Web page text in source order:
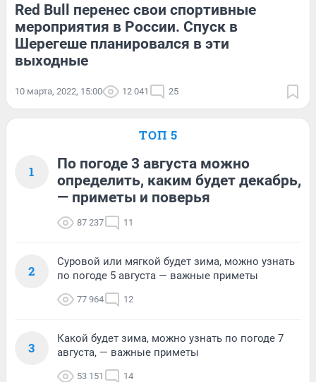
Red Bull перенес свои спортивные
мероприятия в России. Спуск в
Шерегеше планировался в эти
выходные
10 марта, 2022, 15:00 12 041 25
ТОП 5
1
По погоде 3 августа можно
определить, каким будет декабрь,
— приметы и поверья
87 237 11
2
Суровой или мягкой будет зима, можно узнать
по погоде 5 августа — важные приметы
77 964 12
3
Какой будет зима, можно узнать по погоде 7
августа, — важные приметы
53 151 14